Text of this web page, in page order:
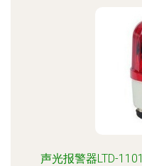
声光报警器LTD-